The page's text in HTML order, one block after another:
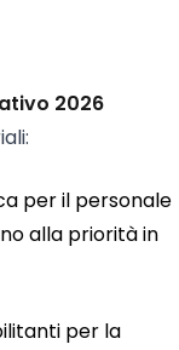
2026
per il personale
alla priorità in
per la